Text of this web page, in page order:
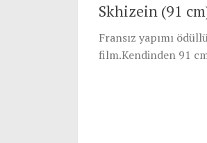
Skhizein (91
Fransız yapımı
film.Kendinden 91